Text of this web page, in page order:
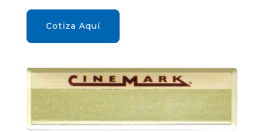
Cotiza Aquí